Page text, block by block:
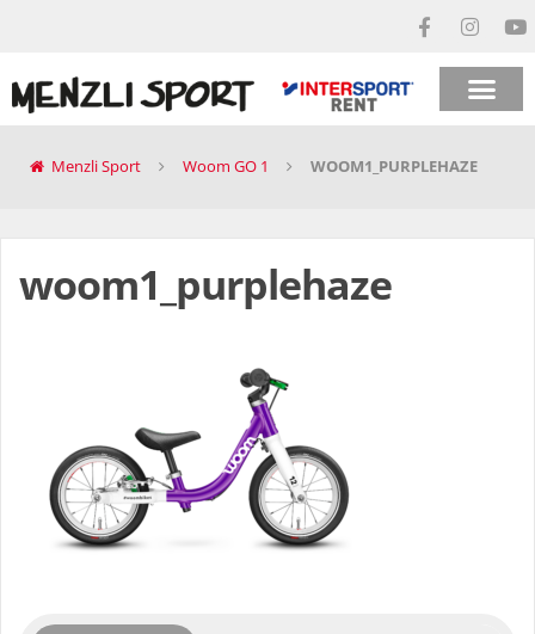
Menzli Sport Woom GO 1 WOOM1_PURPLEHAZE
woom1_purplehaze